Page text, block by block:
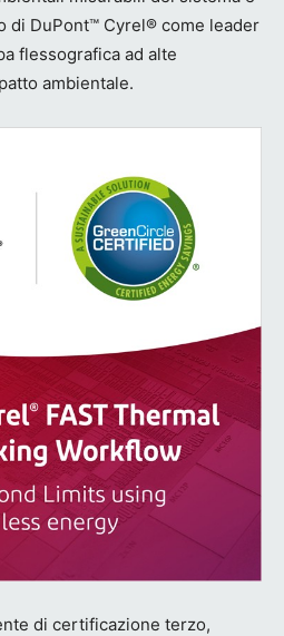
di DuPont™ Cyrel® come leader
flessografica ad alte
ambientale.
di certificazione terzo,